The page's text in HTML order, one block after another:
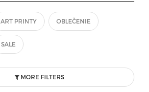
ART PRINTY OBLEČENIE
SALE
MORE FILTERS